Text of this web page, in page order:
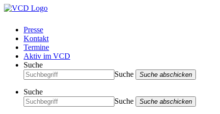
Presse
Kontakt
Termine
Aktiv im VCD
Suche
Suche
Suche abschicken
Suche
Suche
Suche abschicken